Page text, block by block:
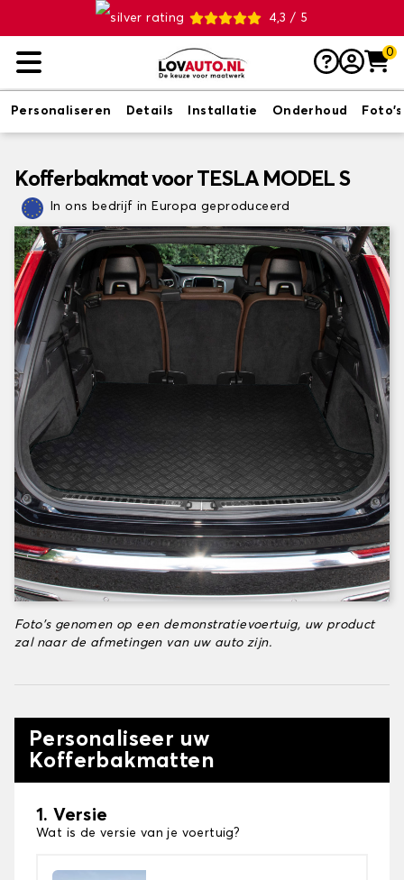
4,3 / 5
0
Personaliseren Details Installatie Onderhoud Foto's
Kofferbakmat voor TESLA MODEL S
In ons bedrijf in Europa geproduceerd
Foto's genomen op een demonstratievoertuig, uw product
zal naar de afmetingen van uw auto zijn.
Personaliseer uw
Kofferbakmatten
1. Versie
Wat is de versie van je voertuig?